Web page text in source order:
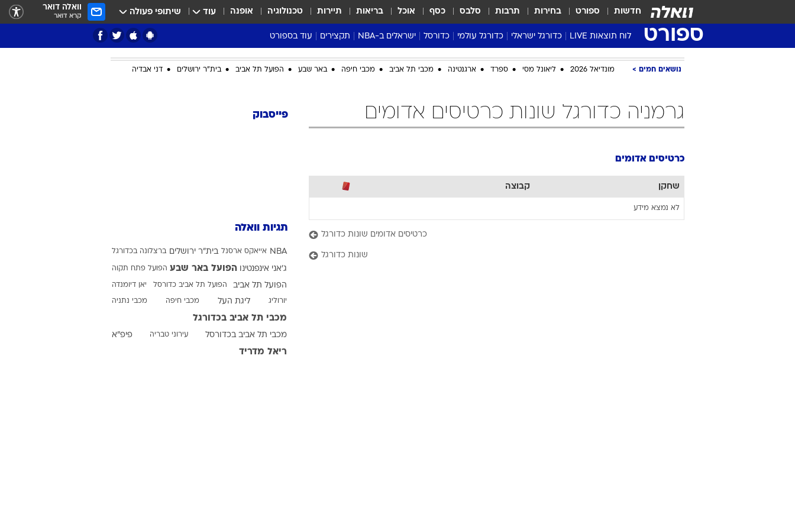
חדשות ספורט בחירות תרבות סלבס כסף אוכל בריאות תיירות טכנולוגיה אופנה עוד שיתופי פעולה וואלה דואר
קרא דואר
ספורט לוח תוצאות LIVE כדורגל ישראלי
ליגת העל Winner
גביע הטוטו
שגרירים
כדורגל עולמי
ליגה אנגלית
ליגה גרמנית
ליגה צרפתית
כדורסל
ליגת העל
ליגה לאומית
נבחרות ישראל בכדורסל
ישראלים ב-NBA
דני אבדיה
תקצירים עוד בספורט
מונדיאל 2026
NBA
פודקאסטים
מסכמים מחזור
טניס
ספורט אמריקאי
פוקר
ענפים נוספים
לוח שידורים
החידה של ספורט1
ארכיון מדורים מחוץ לקווים
נושאים חמים מונדיאל 2026 ליאונל מסי ספרד ארגנטינה מכבי תל אביב מכבי חיפה באר שבע הפועל תל אביב בית"ר ירושלים דני אבדיה
גרמניה כדורגל שונות כרטיסים אדומים
כרטיסים אדומים
שחקן קבוצה
לא נמצא מידע
כרטיסים אדומים שונות כדורגל
שונות כדורגל
פייסבוק
תגיות וואלה
NBA אייאקס ארסנל בית"ר ירושלים ברצלונה בכדורגל
ג'אני אינפנטינו הפועל באר שבע הפועל פתח תקוה
הפועל תל אביב הפועל תל אביב כדורסל יאן דיומנדה
יורוליג ליגת העל מכבי חיפה מכבי נתניה
מכבי תל אביב בכדורגל
מכבי תל אביב בכדורסל עירוני טבריה פיפ"א
ריאל מדריד